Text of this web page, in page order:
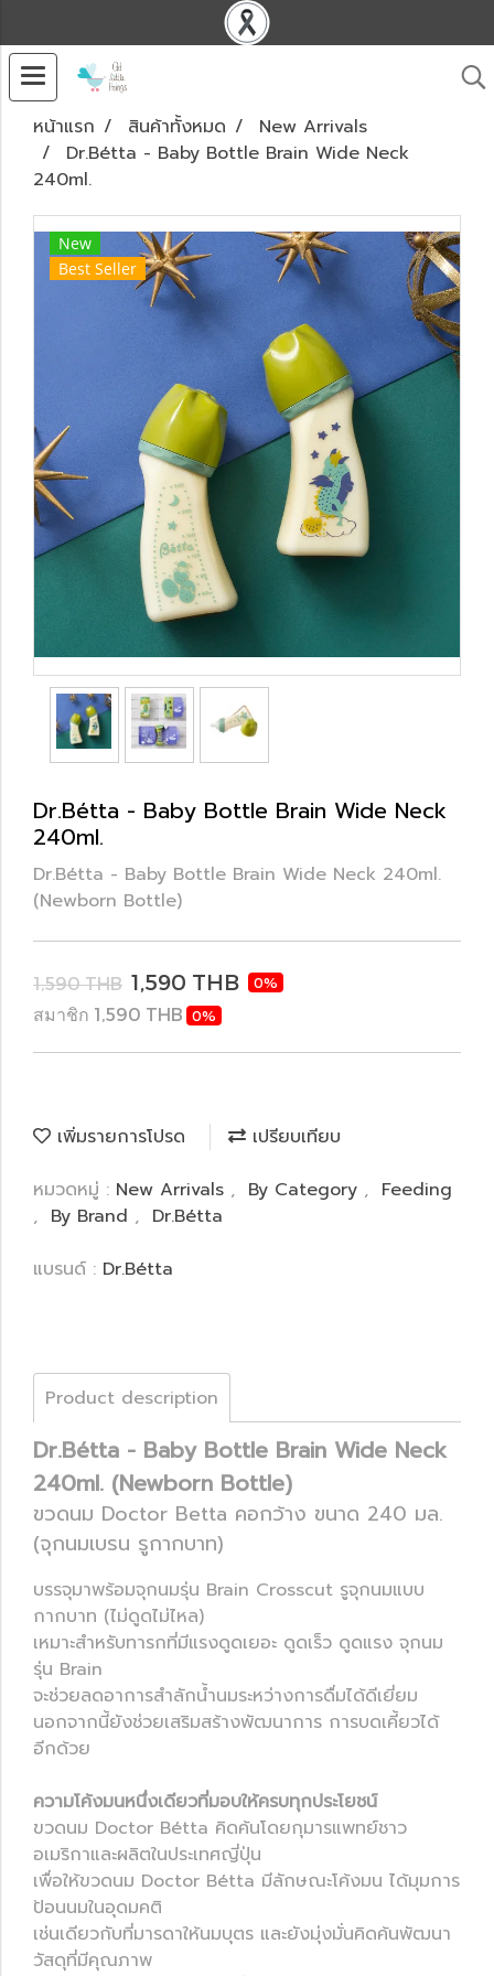
หน้าแรก สินค้าทั้งหมด
New Arrivals
Dr.Bétta - Baby Bottle Brain Wide Neck
240ml.
New
Best Seller
Dr.Bétta - Baby Bottle Brain Wide Neck
240ml.
Dr.Bétta - Baby Bottle Brain Wide Neck 240ml.
(Newborn Bottle)
1,590 THB 1,590 THB 0%
สมาชิก 1,590 THB 0%
เพิ่มรายการโปรด
เปรียบเทียบ
หมวดหมู่ : New Arrivals , By Category , Feeding
, By Brand , Dr.Bétta
แบรนด์ : Dr.Bétta
Product description
Dr.Bétta - Baby Bottle Brain Wide Neck
240ml. (Newborn Bottle)
ขวดนม Doctor Betta คอกว้าง ขนาด 240 มล.
(จุกนมเบรน รูกากบาท)
บรรจุมาพร้อมจุกนมรุ่น Brain Crosscut รูจุกนมแบบ
กากบาท (ไม่ดูดไม่ไหล)
เหมาะสำหรับทารกที่มีแรงดูดเยอะ ดูดเร็ว ดูดแรง จุกนม
รุ่น Brain
จะช่วยลดอาการสำลักน้ำนมระหว่างการดื่มได้ดีเยี่ยม
นอกจากนี้ยังช่วยเสริมสร้างพัฒนาการ การบดเคี้ยวได้
อีกด้วย
ความโค้งมนหนึ่งเดียวที่มอบให้ครบทุกประโยชน์
ขวดนม Doctor Bétta คิดค้นโดยกุมารแพทย์ชาว
อเมริกาและผลิตในประเทศญี่ปุ่น
เพื่อให้ขวดนม Doctor Bétta มีลักษณะโค้งมน ได้มุมการ
ป้อนนมในอุดมคติ
เช่นเดียวกับที่มารดาให้นมบุตร และยังมุ่งมั่นคิดค้นพัฒนา
วัสดุที่มีคุณภาพ